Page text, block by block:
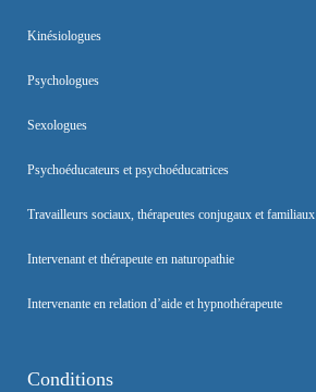
Kinésiologues
Psychologues
Sexologues
Psychoéducateurs et psychoéducatrices
Travailleurs sociaux, thérapeutes conjugaux et familiaux
Intervenant et thérapeute en naturopathie
Intervenante en relation d’aide et hypnothérapeute
Conditions